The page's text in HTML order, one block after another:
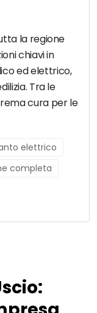
la regione
chiavi in
ed elettrico,
Tra le
cura per le
elettrico
completa